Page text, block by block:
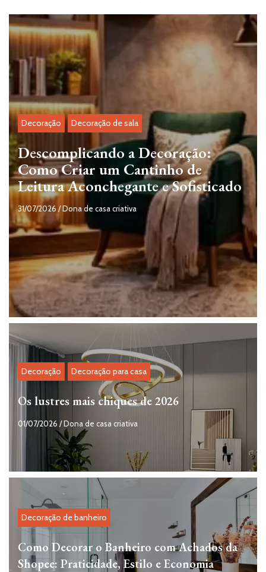
Decoração Decoração de sala
Descomplicando a Decoração:
Como Criar um Cantinho de
Leitura Aconchegante e Sofisticado
31/07/2026 /Dona de casa criativa
Decoração Decoração para casa
Os lustres mais chiques de 2026
01/07/2026 /Dona de casa criativa
Decoração de banheiro
Como Decorar o Banheiro com Achados da
Shopee: Praticidade, Estilo e Economia